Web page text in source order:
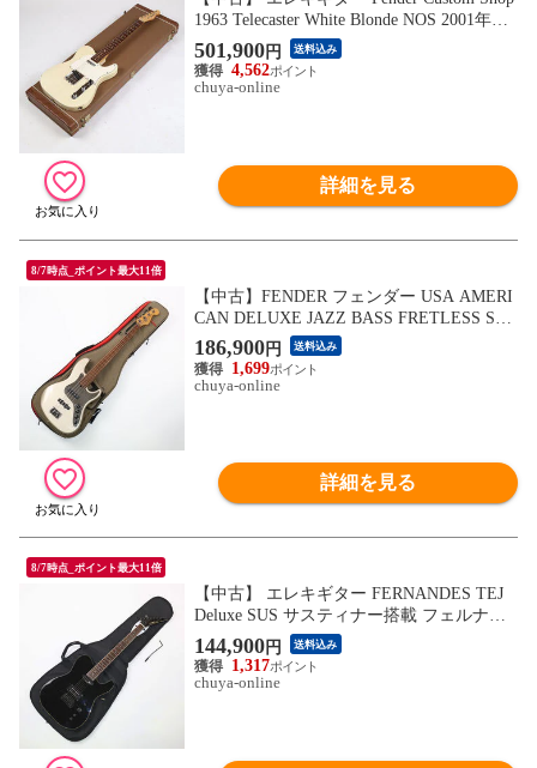
1963 Telecaster White Blonde NOS 2001年製
フェンダーカスタムショップ テレキャスタ
ー
501,900円 送料込み
4,562
chuya-online
詳細を見る
8/7時点_ポイント最大11倍
【中古】FENDER フェンダー USA AMERI
CAN DELUXE JAZZ BASS FRETLESS SH
G 1997年製 アメリカン デラックス ジャズ
ベース フレットレス エレキベース
186,900円 送料込み
1,699
chuya-online
詳細を見る
8/7時点_ポイント最大11倍
【中古】 エレキギター FERNANDES TEJ
Deluxe SUS サスティナー搭載 フェルナン
デス
144,900円 送料込み
1,317
chuya-online